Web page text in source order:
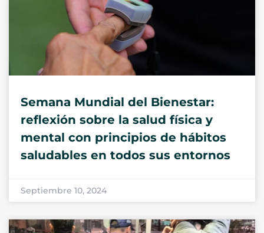
Semana Mundial del Bienestar:
reflexión sobre la salud física y
mental con principios de hábitos
saludables en todos sus entornos
Septiembre 10, 2024